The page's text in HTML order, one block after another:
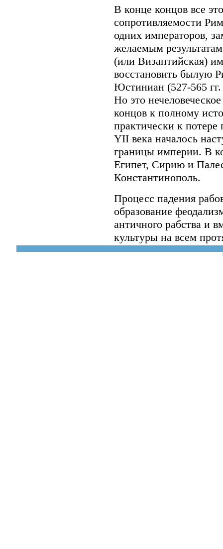
В конце концов все
сопротивляемости
одних императоров,
желаемым
(или Византийская)
восстановить былую
Юстиниан (527-565
Но это
концов к полному
практически к потере
YII века началось
границы империи. В
Египет, Сирию и
Константинополь.
Процесс падения
образование
античного рабства и
культуры на всем